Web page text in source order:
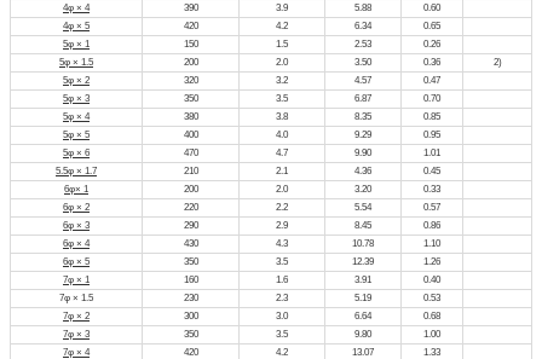
4φ × 4
390 3.9 5.88
0.60
4φ × 5
420 4.2 6.34
0.65
5φ × 1
150 1.5 2.53
0.26
5φ × 1.5
200 2.0 3.50 0.36
2)
5φ × 2
320 3.2 4.57
0.47
5φ × 3
350 3.5 6.87
0.70
5φ × 4
380 3.8 8.35
0.85
5φ × 5
400 4.0 9.29
0.95
5φ × 6
470 4.7 9.90
1.01
5.5φ × 1.7
210 2.1 4.36
0.45
6φ× 1
200 2.0 3.20
0.33
6φ × 2
220 2.2 5.54
0.57
6φ × 3
290 2.9 8.45
0.86
6φ × 4
430 4.3 10.78
1.10
6φ × 5
350 3.5 12.39
1.26
7φ × 1
160 1.6 3.91
0.40
7φ × 1.5
230 2.3 5.19
0.53
7φ × 2
300 3.0 6.64
0.68
7φ × 3
350 3.5 9.80
1.00
7φ × 4
420 4.2 13.07
1.33